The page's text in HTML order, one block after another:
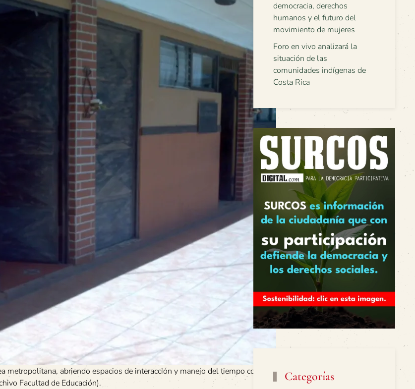
abriendo espacios de interacción y manejo del tiempo con
Facultad de Educación).
democracia, derechos
humanos y el futuro del
movimiento de mujeres
Foro en vivo analizará la
situación de las
comunidades indígenas de
Costa Rica
Categorías